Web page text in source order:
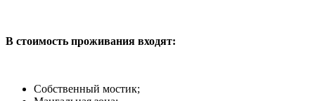
В стоимость проживания входят:
Собственный мостик;